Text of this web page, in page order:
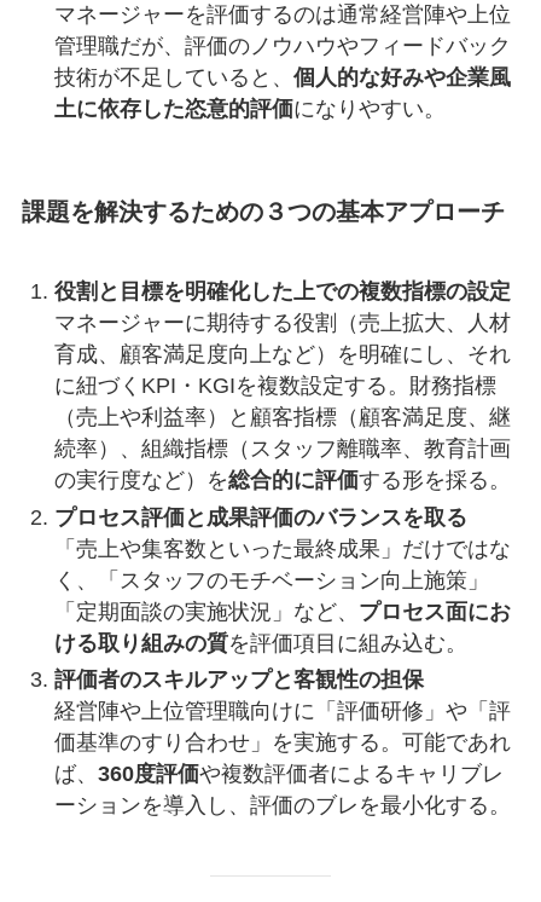
マネージャーを評価するのは通常経営陣や上位
管理職だが、評価のノウハウやフィードバック
技術が不足していると、 個人的な好みや企業風
土に依存した恣意的評価になりやすい。
課題を解決するための３つの基本アプローチ
役割と目標を明確化した上での複数指標の設定
マネージャーに期待する役割（売上拡大、人材
育成、顧客満足度向上など）を明確にし、それ
に紐づくKPI・KGIを複数設定する。財務指標
（売上や利益率）と顧客指標（顧客満足度、継
続率）、組織指標（スタッフ離職率、教育計画
の実行度など）を総合的に評価する形を採る。
プロセス評価と成果評価のバランスを取る
「売上や集客数といった最終成果」だけではな
く、「スタッフのモチベーション向上施策」
「定期面談の実施状況」など、 プロセス面にお
ける取り組みの質を評価項目に組み込む。
評価者のスキルアップと客観性の担保
経営陣や上位管理職向けに「評価研修」や「評
価基準のすり合わせ」を実施する。可能であれ
ば、 360度評価や複数評価者によるキャリブレ
ーションを導入し、評価のブレを最小化する。